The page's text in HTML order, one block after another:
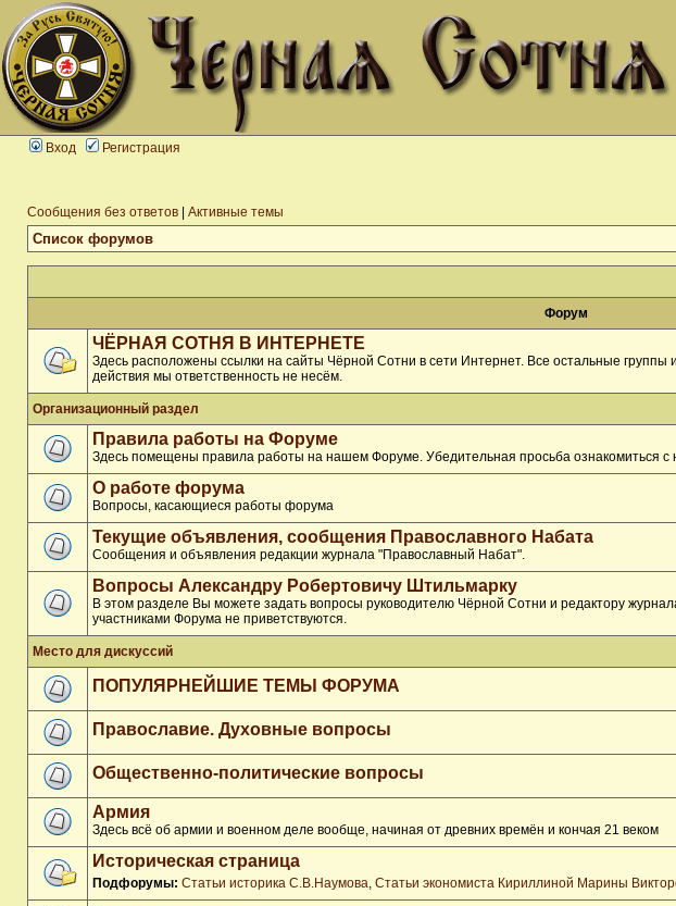
Вход Регистрация
Сообщения без ответов Активные темы
Список форумов
Форум
ЧЁРНАЯ СОТНЯ В ИНТЕРНЕТЕ
Здесь расположены ссылки на сайты Чёрной Сотни в сети Интернет. Все остальные
действия мы ответственность не несём.
Организационный раздел
Правила работы на Форуме
Здесь помещены правила работы на нашем Форуме. Убедительная просьба ознакомиться с
О работе форума
Вопросы, касающиеся работы форума
Текущие объявления, сообщения Православного Набата
Сообщения и объявления редакции журнала "Православный Набат".
Вопросы Александру Робертовичу Штильмарку
В этом разделе Вы можете задать вопросы руководителю Чёрной Сотни и редактору
участниками Форума не приветствуются.
Место для дискуссий
ПОПУЛЯРНЕЙШИЕ ТЕМЫ ФОРУМА
Православие. Духовные вопросы
Общественно-политические вопросы
Армия
Здесь всё об армии и военном деле вообще, начиная от древних времён и кончая 21 веком
Историческая страница
Подфорумы: Статьи историка С.В.Наумова, Статьи экономиста Кириллиной Марины